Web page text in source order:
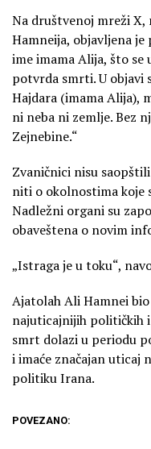
Na društvenoj mreži X,
Hamneija, objavljena
ime imama Alija, što
potvrda smrti. U objavi
Hajdara (imama Alija),
ni neba ni zemlje. Bez
Zejnebine.“
Zvaničnici nisu
niti o okolnostima koje
Nadležni organi su
obaveštena o novim
„Istraga je u toku“,
Ajatolah Ali Hamnei
najuticajnijih političkih
smrt dolazi u periodu
i imaće značajan uticaj
politiku Irana.
POVEZANO: